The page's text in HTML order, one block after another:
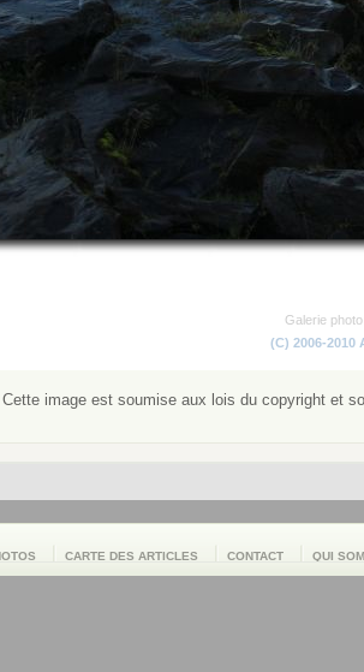
Galerie
(C) 2006-2010
Cette image est soumise aux lois du copyright et
CARTE DES ARTICLES CONTACT QUI